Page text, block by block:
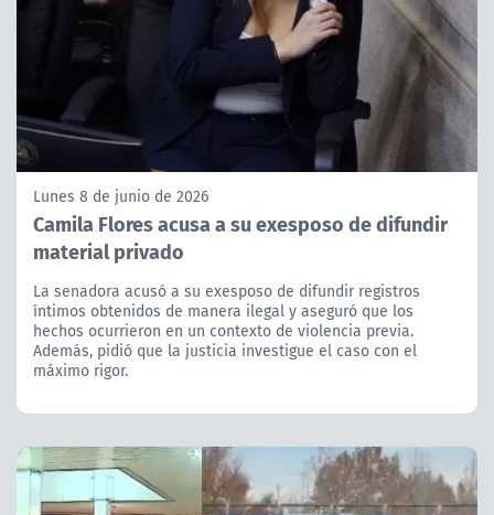
Lunes 8 de junio de 2026
Camila Flores acusa a su exesposo de difundir
material privado
La senadora acusó a su exesposo de difundir registros
íntimos obtenidos de manera ilegal y aseguró que los
hechos ocurrieron en un contexto de violencia previa.
Además, pidió que la justicia investigue el caso con el
máximo rigor.